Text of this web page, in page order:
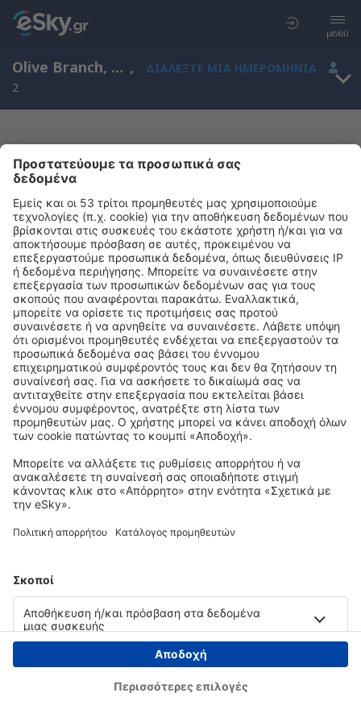
μενού
Olive Branch, Mississippi, Ηνωμένες Πολιτείες Αμερικής ,
ΔΙΑΛΈΞΤΕ ΜΙΑ ΗΜΕΡΟΜΗΝΊΑ
2
Μας συγχωρείτε, δεν υπάρχουν
αποτελέσματα για την αναζήτησή σας
Προσπαθήστε να κάνετε αναζήτηση με διαφορετικά κριτήρια
Copyright © eSky.gr. Με την επιφύλαξη παντός νομίμου δικαιώματος.